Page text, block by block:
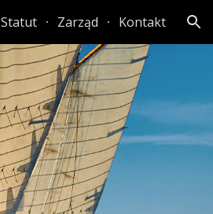
Statut Zarząd Kontakt